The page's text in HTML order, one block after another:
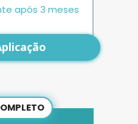
após 3 meses